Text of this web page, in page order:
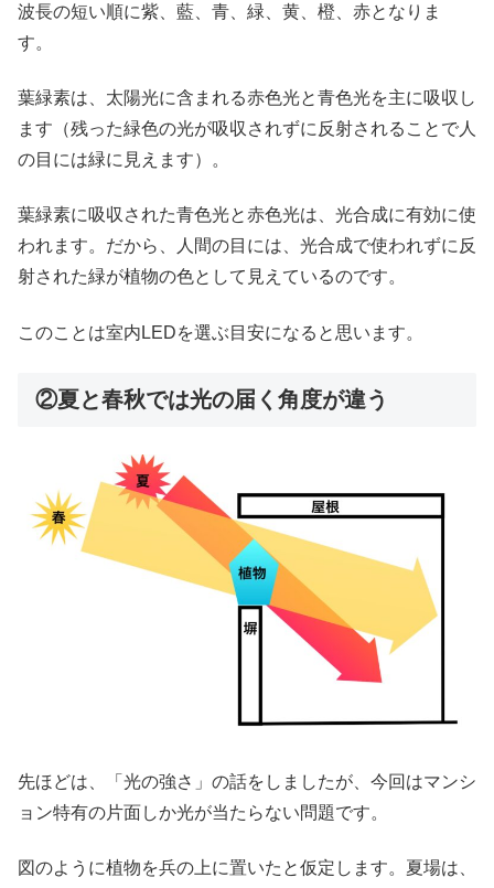
波長の短い順に紫、藍、青、緑、黄、橙、赤となりま
す。
葉緑素は、太陽光に含まれる赤色光と青色光を主に吸収し
ます（残った緑色の光が吸収されずに反射されることで人
の目には緑に見えます）。
葉緑素に吸収された青色光と赤色光は、光合成に有効に使
われます。だから、人間の目には、光合成で使われずに反
射された緑が植物の色として見えているのです。
このことは室内LEDを選ぶ目安になると思います。
②夏と春秋では光の届く角度が違う
先ほどは、「光の強さ」の話をしましたが、今回はマンシ
ョン特有の片面しか光が当たらない問題です。
図のように植物を兵の上に置いたと仮定します。夏場は、